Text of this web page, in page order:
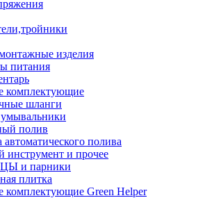
изделия
питания
комплектующие
шланги
полив
автоматического полива
инструмент и прочее
и парники
плитка
комплектующие Green Helper